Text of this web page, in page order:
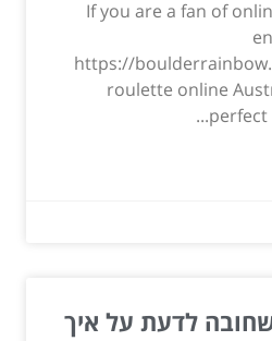
If you are a fan of
https://
roulette online
perfect
לדעת על איך